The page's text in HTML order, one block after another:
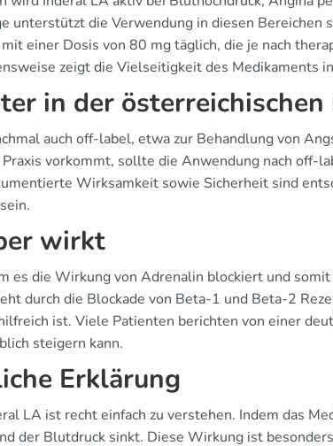
unterstützt die Verwendung in diesen Bereichen
einer Dosis von 80 mg täglich, die je nach
zeigt die Vielseitigkeit des Medikaments
in der
auch off-label, etwa zur Behandlung von
vorkommt, sollte die Anwendung nach off-
Wirksamkeit sowie Sicherheit sind
wirkt
es die Wirkung von Adrenalin blockiert und
durch die Blockade von Beta-1 und Beta-2
ist. Viele Patienten berichten von einer
steigern kann.
Erklärung
LA ist recht einfach zu verstehen. Indem das
der Blutdruck sinkt. Diese Wirkung ist